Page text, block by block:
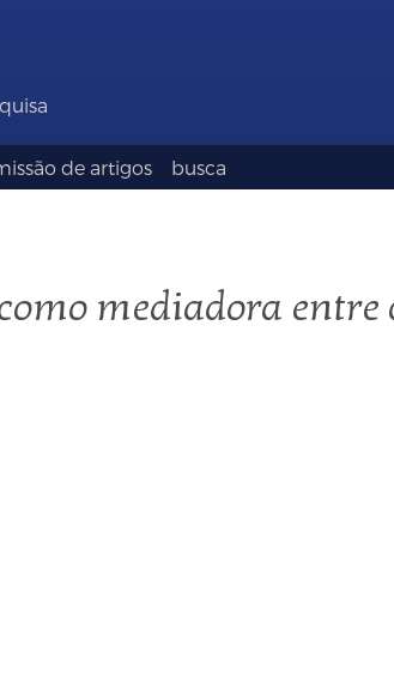
de artigos busca
mediadora